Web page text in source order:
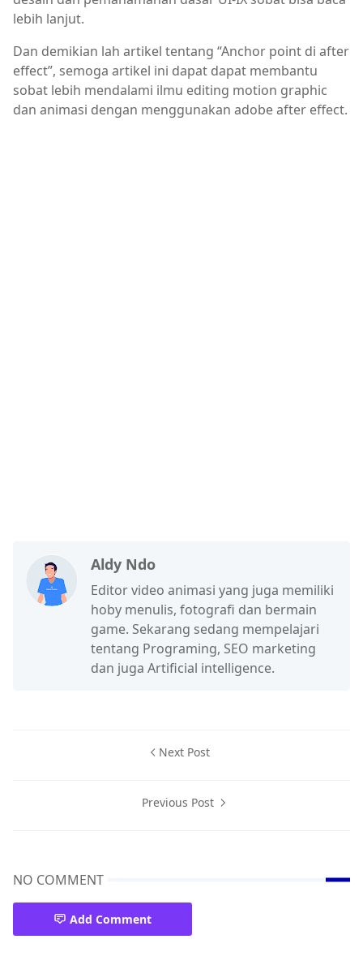
lebih lanjut.
Dan demikian lah artikel tentang Anchor point di after
effect , semoga artikel ini dapat dapat membantu
sobat lebih mendalami ilmu editing motion graphic
dan animasi dengan menggunakan adobe after effect.
Aldy Ndo
Editor video animasi yang juga memiliki
hoby menulis, fotografi dan bermain
game. Sekarang sedang mempelajari
tentang Programing, SEO marketing
dan juga Artificial intelligence.
Next Post
Previous Post
NO COMMENT
Add Comment